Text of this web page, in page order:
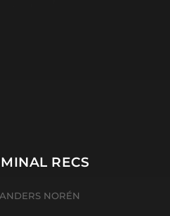
RECS
ANDERS NORÉN